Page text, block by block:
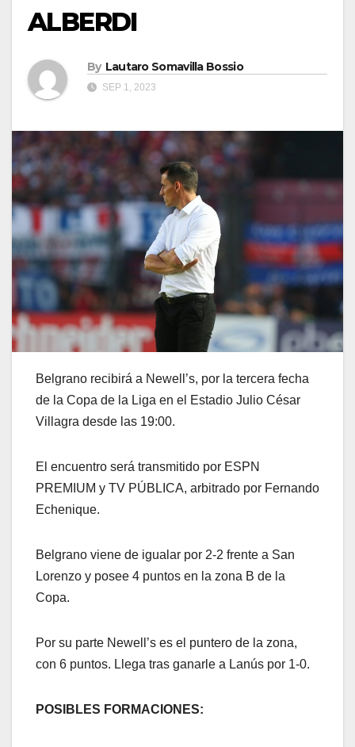
ALBERDI
By Lautaro Somavilla Bossio
SEP 1, 2023
Belgrano recibirá a Newell’s, por la tercera fecha
de la Copa de la Liga en el Estadio Julio César
Villagra desde las 19:00.
El encuentro será transmitido por ESPN
PREMIUM y TV PÚBLICA, arbitrado por Fernando
Echenique.
Belgrano viene de igualar por 2-2 frente a San
Lorenzo y posee 4 puntos en la zona B de la
Copa.
Por su parte Newell’s es el puntero de la zona,
con 6 puntos. Llega tras ganarle a Lanús por 1-0.
POSIBLES FORMACIONES: